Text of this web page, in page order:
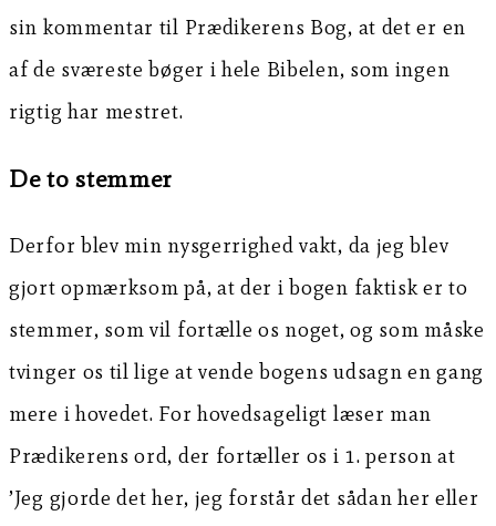
sin kommentar til Prædikerens Bog, at det er en
af de sværeste bøger i hele Bibelen, som ingen
rigtig har mestret.
De to stemmer
Derfor blev min nysgerrighed vakt, da jeg blev
gjort opmærksom på, at der i bogen faktisk er to
stemmer, som vil fortælle os noget, og som måske
tvinger os til lige at vende bogens udsagn en gang
mere i hovedet. For hovedsageligt læser man
Prædikerens ord, der fortæller os i 1. person at
’Jeg gjorde det her, jeg forstår det sådan her eller